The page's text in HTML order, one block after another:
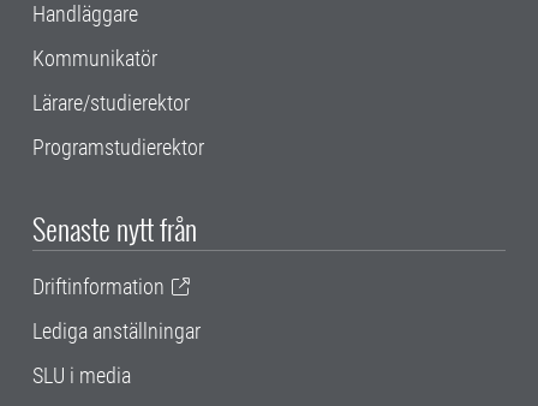
Handläggare
Kommunikatör
Lärare/studierektor
Programstudierektor
Senaste nytt från
Driftinformation
Lediga anställningar
SLU i media